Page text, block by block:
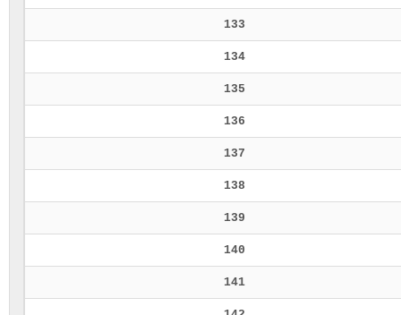
133
134
135
136
137
138
139
140
141